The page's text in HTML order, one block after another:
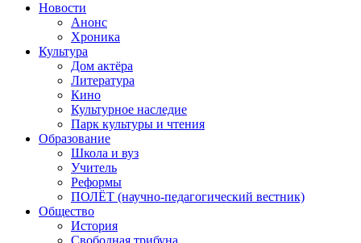
Новости
Анонс
Хроника
Культура
Дом актёра
Литература
Кино
Культурное наследие
Парк культуры и чтения
Образование
Школа и вуз
Учитель
Реформы
ПОЛЁТ (научно-педагогический вестник)
Общество
История